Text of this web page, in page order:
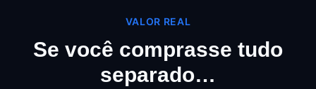
VALOR REAL
Se você comprasse tudo
separado…